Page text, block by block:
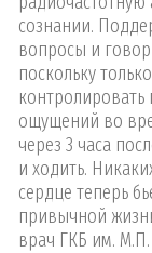
сознании.
вопросы и
поскольку
ощущений во
через 3 часа
и ходить.
сердце теперь
привычной
врач ГКБ им.